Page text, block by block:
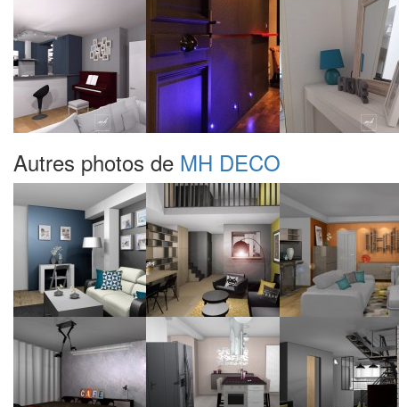
Autres photos de MH DECO